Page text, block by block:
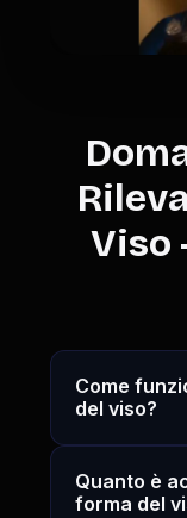
Viso
Come
del viso?
Quanto è
forma del